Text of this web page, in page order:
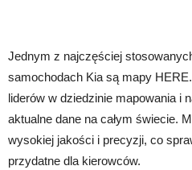
Jednym z najczęściej
samochodach Kia są mapy
liderów w dziedzinie mapowania i
aktualne dane na całym świecie.
wysokiej jakości i precyzji, co
przydatne dla kierowców.